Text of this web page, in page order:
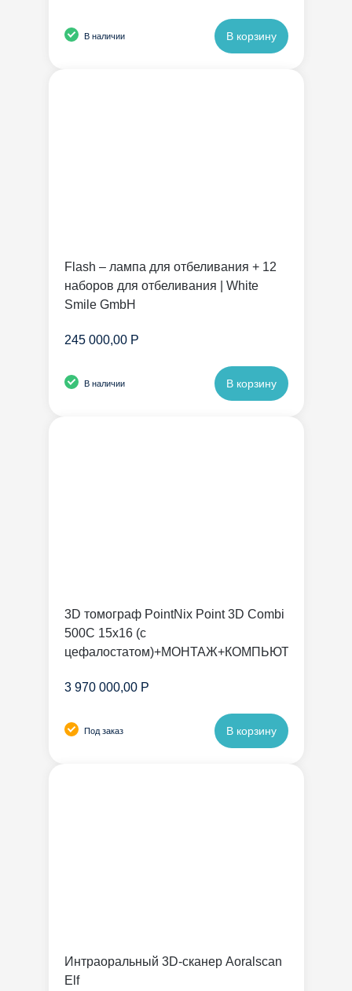
В наличии В корзину
Flash – лампа для отбеливания + 12
наборов для отбеливания | White
Smile GmbH
245 000,00 Р
В наличии В корзину
3D томограф PointNix Point 3D Combi
500C 15х16 (с
цефалостатом)+МОНТАЖ+КОМПЬЮТЕР
3 970 000,00 Р
Под заказ В корзину
Интраоральный 3D-сканер Aoralscan
Elf